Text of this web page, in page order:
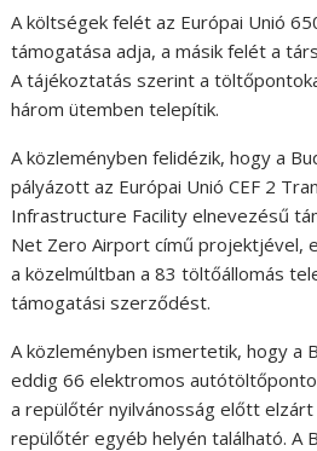
A költségek felét az Európai Unió
támogatása adja, a másik felét a
A tájékoztatás szerint a
három ütemben telepítik.
A közleményben felidézik, hogy a
pályázott az Európai Unió CEF 2
Infrastructure Facility elnevezésű
Net Zero Airport című projektjével,
a közelmúltban a 83 töltőállomás
támogatási szerződést.
A közleményben ismertetik, hogy a
eddig 66 elektromos
a repülőtér nyilvánosság előtt
repülőtér egyéb helyén található. A